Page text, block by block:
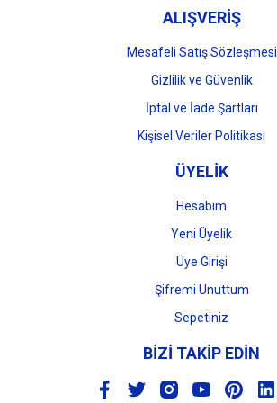
ALIŞVERİŞ
Mesafeli Satış Sözleşmesi
Gizlilik ve Güvenlik
İptal ve İade Şartları
Kişisel Veriler Politikası
ÜYELİK
Hesabım
Yeni Üyelik
Üye Girişi
Şifremi Unuttum
Sepetiniz
BİZİ TAKİP EDİN